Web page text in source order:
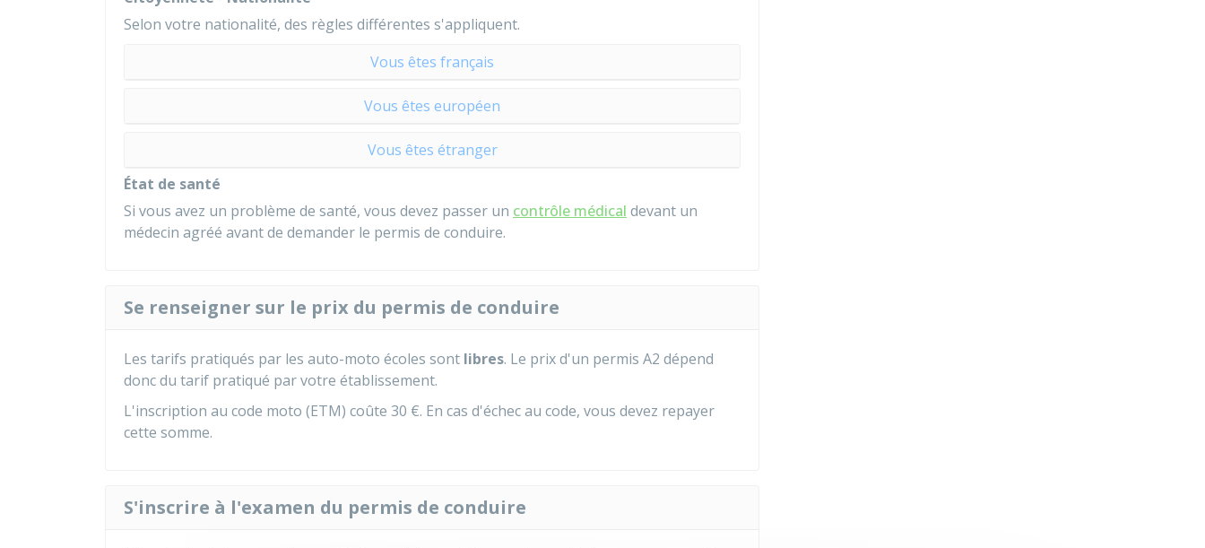
Selon votre nationalité, des règles différentes s'appliquent.
Vous êtes français
Vous êtes européen
Vous êtes étranger
État de santé
Si vous avez un problème de santé, vous devez passer un contrôle médical devant un
médecin agréé avant de demander le permis de conduire.
Se renseigner sur le prix du permis de conduire
Les tarifs pratiqués par les auto-moto écoles sont libres. Le prix d'un permis A2 dépend
donc du tarif pratiqué par votre établissement.
L'inscription au code moto (ETM) coûte 30 €. En cas d'échec au code, vous devez repayer
cette somme.
S'inscrire à l'examen du permis de conduire